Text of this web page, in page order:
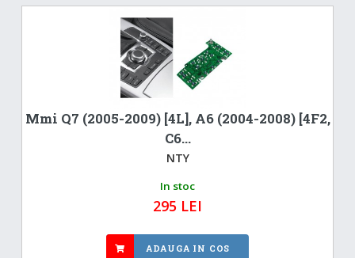
Mmi Q7 (2005-2009) [4L], A6 (2004-2008) [4F2,
C6...
NTY
In stoc
295 LEI
ADAUGA IN COS